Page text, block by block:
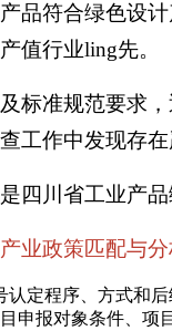
品符合绿色设
值行业ling先。
标准规范要求
工作中发现存
四川省工业产
业政策匹配与
认定程序、方式和
申报对象条件、项